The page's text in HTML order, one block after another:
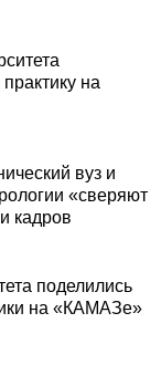
на
вуз и
«сверяют
кадров
поделились
на «КАМАЗе»